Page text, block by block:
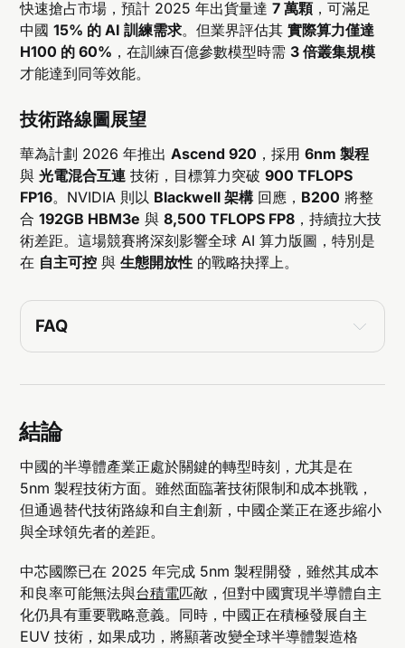
快速搶占市場，預計 2025 年出貨量達7 萬顆，可滿足
中國15% 的 AI 訓練需求。但業界評估其實際算力僅達
H100 的 60% ，在訓練百億參數模型時需3 倍叢集規模
才能達到同等效能。
技術路線圖展望
華為計劃 2026 年推出Ascend 920 ，採用6nm 製程
與光電混合互連 技術，目標算力突破900 TFLOPS
FP16。NVIDIA 則以 Blackwell 架構 回應， B200 將整
合192GB HBM3e 與8,500 TFLOPS FP8 ，持續拉大技
術差距。這場競賽將深刻影響全球 AI 算力版圖，特別是
在 自主可控 與生態開放性 的戰略抉擇上。
FAQ
中國的5nm半導體技術目前發展到什麼階段？
中國的5nm半導體技術，尤其是中芯國際
中芯國際（SMIC）是如何克服EUW設備限制的？
中芯國際因無法獲得ASML的EUV設備，選擇使用
DUV設備結合多重曝光技術，這雖然增加了生產成
本，但使得5nm製程得以發展。
台積電（TSMC）和中芯國際（SMIC）在5nm製
程上有何主要差異？
台積電的5nm製程廣泛使用EUV技術，良率超過
90%，而中芯國際則依賴DUV與自對準四重圖案化
結論
中國的半導體產業正處於關鍵的轉型時刻，尤其是在
5nm 製程技術方面。雖然面臨著技術限制和成本挑戰，
但通過替代技術路線和自主創新，中國企業正在逐步縮小
與全球領先者的差距。
中芯國際已在 2025 年完成 5nm 製程開發，雖然其成本
和良率可能無法與台積電匹敵，但對中國實現半導體自主
化仍具有重要戰略意義。同時，中國正在積極發展自主
EUV 技術，如果成功，將顯著改變全球半導體製造格